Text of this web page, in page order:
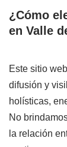
¿Cómo
en Valle
Este sitio
difusión y
holísticas,
No
la relación